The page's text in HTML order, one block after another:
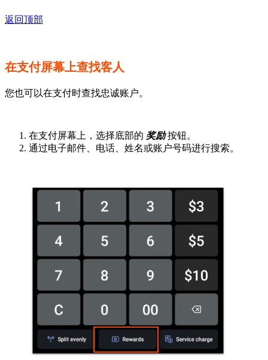
返回顶部
在支付屏幕上查找客人
您也可以在支付时查找忠诚账户。
在支付屏幕上，选择底部的 奖励按钮。
通过电子邮件、电话、姓名或账户号码进行搜索。